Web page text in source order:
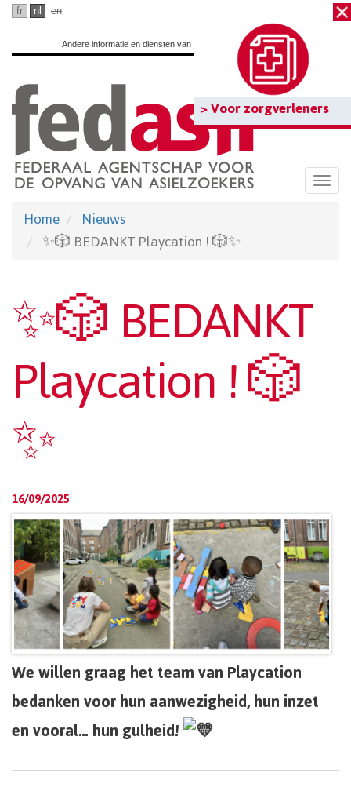
Ga
hoofdinhoud
> Voor zorgverleners
fr nl en
Andere informatie en diensten van de overheid:www.belgium.be
Home
Nieuws
✨🎲 BEDANKT Playcation ! 🎲✨
✨🎲 BEDANKT
Playcation ! 🎲
✨
16/09/2025
We willen graag het team van Playcation
bedanken voor hun aanwezigheid, hun inzet
en vooral… hun gulheid!